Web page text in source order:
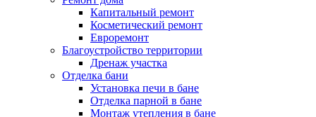
Капитальный ремонт
Косметический ремонт
Евроремонт
Благоустройство территории
Дренаж участка
Отделка бани
Установка печи в бане
Отделка парной в бане
Монтаж утепления в бане